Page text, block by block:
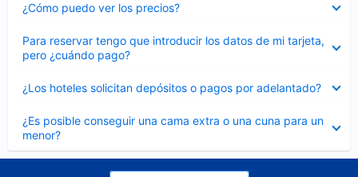
¿Cómo puedo ver los precios?
cerrado
Para reservar tengo que introducir los datos de mi tarjeta,
pero ¿cuándo pago?
cerrado
¿Los hoteles solicitan depósitos o pagos por adelantado?
cerrado
¿Es posible conseguir una cama extra o una cuna para un
menor?
cerrado